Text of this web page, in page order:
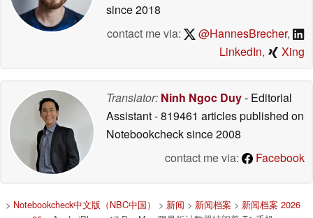
since 2018
contact me via:
@HannesBrecher,
LinkedIn, Xing
Translator: Ninh Ngoc Duy- Editorial
Assistant- 819461 articles published on
Notebookchecksince 2008
contact me via:
Facebook
> Notebookcheck中文版（NBC中国） > 新闻 > 新闻档案 > 新闻档案 2026